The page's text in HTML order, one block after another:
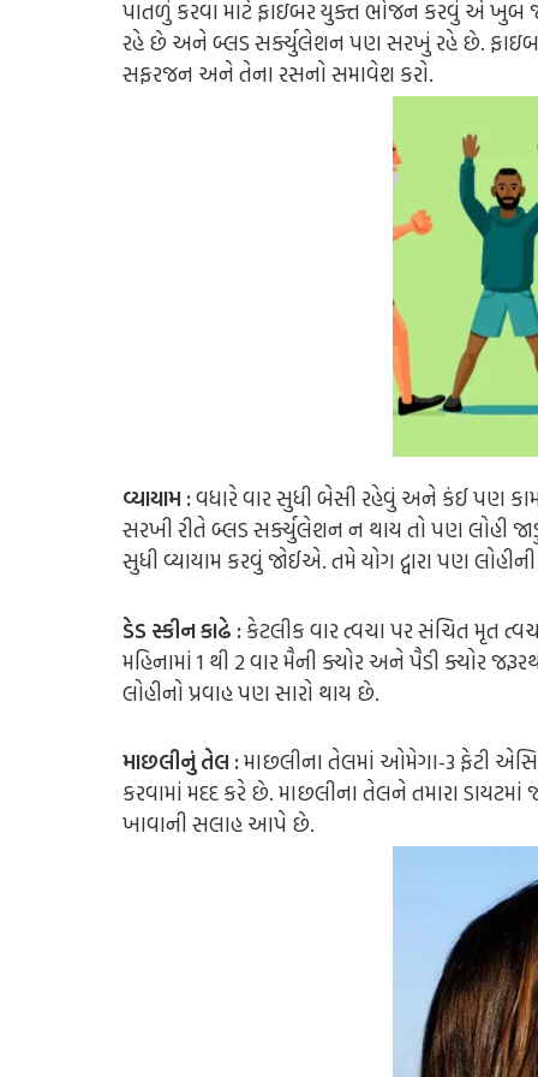
પાતળું કરવા માટે ફાઇબર યુક્ત ભોજન કરવું એ ખુબ
રહે છે અને બ્લડ સર્ક્યુલેશન પણ સરખું રહે છે. ફાઇબર
સફરજન અને તેના રસનો સમાવેશ કરો.
વ્યાયામ :વધારે વાર સુધી બેસી રહેવું અને કંઈ પણ
સરખી રીતે બ્લડ સર્ક્યુલેશન ન થાય તો પણ લોહી
સુધી વ્યાયામ કરવું જોઈએ. તમે યોગ દ્વારા પણ
ડેડ સ્કીન કાઢે :કેટલીક વાર ત્વચા પર સંચિત મૃત
મહિનામાં 1 થી 2 વાર મૈની ક્યોર અને પૈડી ક્યોર
લોહીનો પ્રવાહ પણ સારો થાય છે.
માછલીનું તેલ :માછલીના તેલમાં ઓમેગા-3 ફેટી
કરવામાં મદદ કરે છે. માછલીના તેલને તમારા
ખાવાની સલાહ આપે છે.